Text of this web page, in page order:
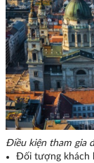
Điều kiện tham gia
Đối tượng khách